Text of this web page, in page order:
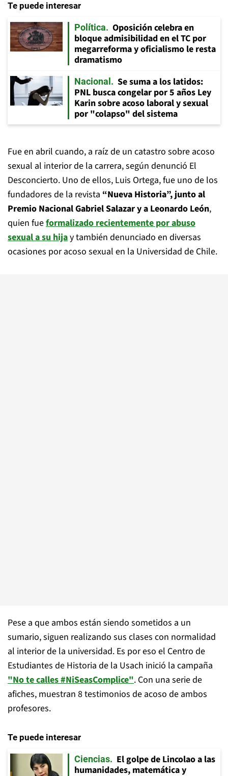
Te puede interesar
Política
Oposición celebra en
bloque admisibilidad en el TC por
megarreforma y oficialismo le resta
dramatismo
Nacional
Se suma a los latidos:
PNL busca congelar por 5 años Ley
Karin sobre acoso laboral y sexual
por "colapso" del sistema
Fue en abril cuando, a raíz de un catastro sobre acoso
sexual al interior de la carrera, según denunció El
Desconcierto. Uno de ellos, Luis Ortega, fue uno de los
fundadores de la revista “Nueva Historia”, junto al
Premio Nacional Gabriel Salazar y a Leonardo León,
quien fueformalizado recientemente por abuso
sexual a su hijay también denunciado en diversas
ocasiones por acoso sexual en la Universidad de Chile.
Pese a que ambos están siendo sometidos a un
sumario, siguen realizando sus clases con normalidad
al interior de la universidad. Es por eso el Centro de
Estudiantes de Historia de la Usach inició la campaña
"No te calles #NiSeasComplice". Con una serie de
afiches, muestran 8 testimonios de acoso de ambos
profesores.
Te puede interesar
Ciencias
El golpe de Lincolao a las
humanidades, matemática y